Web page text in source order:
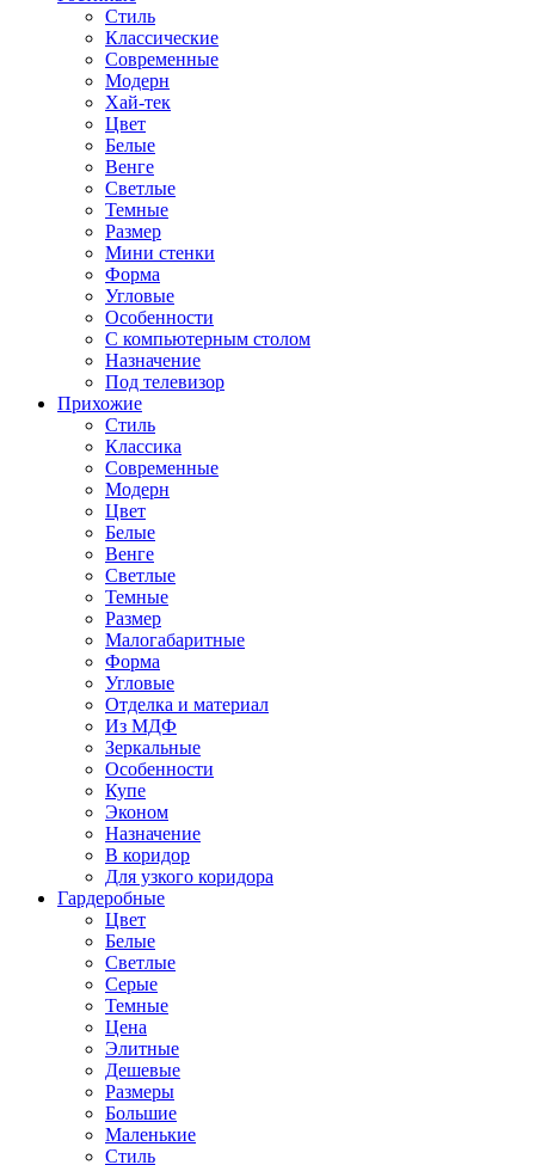
Стиль
Классические
Современные
Модерн
Хай-тек
Цвет
Белые
Венге
Светлые
Темные
Размер
Мини стенки
Форма
Угловые
Особенности
С компьютерным столом
Назначение
Под телевизор
Прихожие
Стиль
Классика
Современные
Модерн
Цвет
Белые
Венге
Светлые
Темные
Размер
Малогабаритные
Форма
Угловые
Отделка и материал
Из МДФ
Зеркальные
Особенности
Купе
Эконом
Назначение
В коридор
Для узкого коридора
Гардеробные
Цвет
Белые
Светлые
Серые
Темные
Цена
Элитные
Дешевые
Размеры
Большие
Маленькие
Стиль